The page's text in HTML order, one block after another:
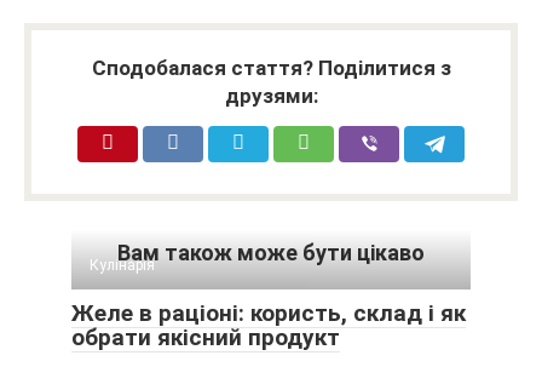
Сподобалася стаття? Поділитися з
друзями:
Вам також може бути цікаво
Кулінарія
Желе в раціоні: користь, склад і як
обрати якісний продукт